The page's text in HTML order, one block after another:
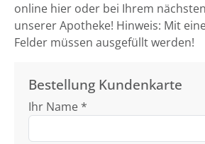
online hier oder bei Ihrem
unserer Apotheke! Hinweis: Mit
Felder müssen ausgefüllt werden!
Bestellung Kundenkarte
Ihr Name *